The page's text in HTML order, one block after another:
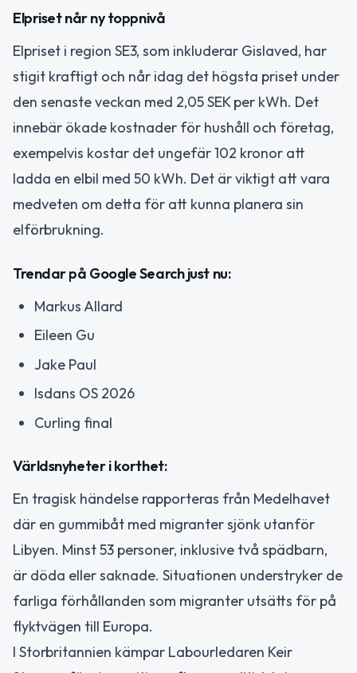
Elpriset når ny toppnivå
Elpriset i region SE3, som inkluderar Gislaved, har
stigit kraftigt och når idag det högsta priset under
den senaste veckan med 2,05 SEK per kWh. Det
innebär ökade kostnader för hushåll och företag,
exempelvis kostar det ungefär 102 kronor att
ladda en elbil med 50 kWh. Det är viktigt att vara
medveten om detta för att kunna planera sin
elförbrukning.
Trendar på Google Search just nu:
Markus Allard
Eileen Gu
Jake Paul
Isdans OS 2026
Curling final
Världsnyheter i korthet:
En tragisk händelse rapporteras från Medelhavet
där en gummibåt med migranter sjönk utanför
Libyen. Minst 53 personer, inklusive två spädbarn,
är döda eller saknade. Situationen understryker de
farliga förhållanden som migranter utsätts för på
flyktvägen till Europa.
I Storbritannien kämpar Labourledaren Keir